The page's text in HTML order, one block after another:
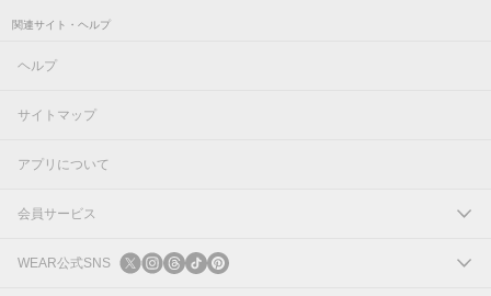
関連サイト・ヘルプ
ヘルプ
サイトマップ
アプリについて
会員サービス
ログイン
WEAR公式SNS